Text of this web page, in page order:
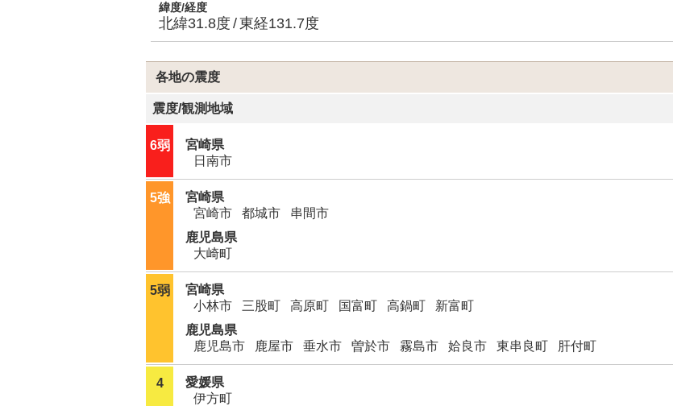
緯度/経度
北緯31.8度 東経131.7度
各地の震度
震度/観測地域
6弱
宮崎県
日南市
5強
宮崎県
宮崎市
都城市
串間市
鹿児島県
大崎町
5弱
宮崎県
小林市
三股町 高原町 国富町 高鍋町
新富町
鹿児島県
鹿児島市
鹿屋市 垂水市 曽於市 霧島市 姶良市 東串良町 肝付町
4
愛媛県
伊方町